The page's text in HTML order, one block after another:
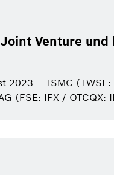
Venture und
– TSMC (TWSE:
(FSE: IFX / OTCQX: